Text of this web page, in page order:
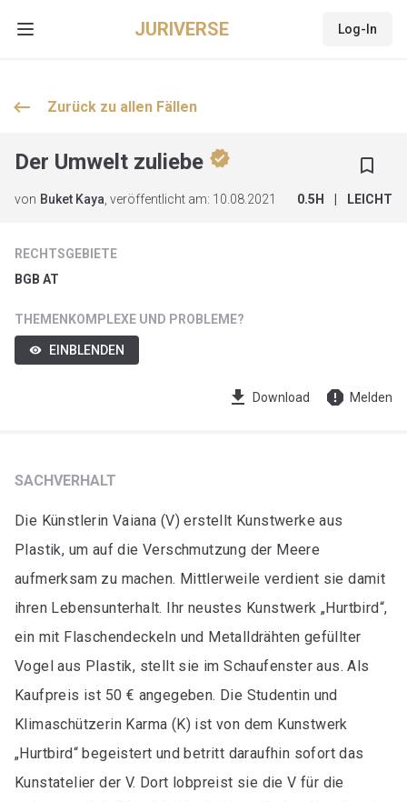
Open main menu JURIVERSE Log-In
keyboard_backspace Zurück zu allen Fällen
Der Umwelt zuliebe verified bookmark_border
von Buket Kaya , veröffentlicht am: 10.08.2021 0.5 H LEICHT
RECHTSGEBIETE
BGB AT
THEMENKOMPLEXE UND PROBLEME?
visibility EINBLENDEN
get_app Download report Melden
SACHVERHALT
Die Künstlerin Vaiana (V) erstellt Kunstwerke aus
Plastik, um auf die Verschmutzung der Meere
aufmerksam zu machen. Mittlerweile verdient sie damit
ihren Lebensunterhalt. Ihr neustes Kunstwerk „Hurtbird“,
ein mit Flaschendeckeln und Metalldrähten gefüllter
Vogel aus Plastik, stellt sie im Schaufenster aus. Als
Kaufpreis ist 50 € angegeben. Die Studentin und
Klimaschützerin Karma (K) ist von dem Kunstwerk
„Hurtbird“ begeistert und betritt daraufhin sofort das
Kunstatelier der V. Dort lobpreist sie die V für die